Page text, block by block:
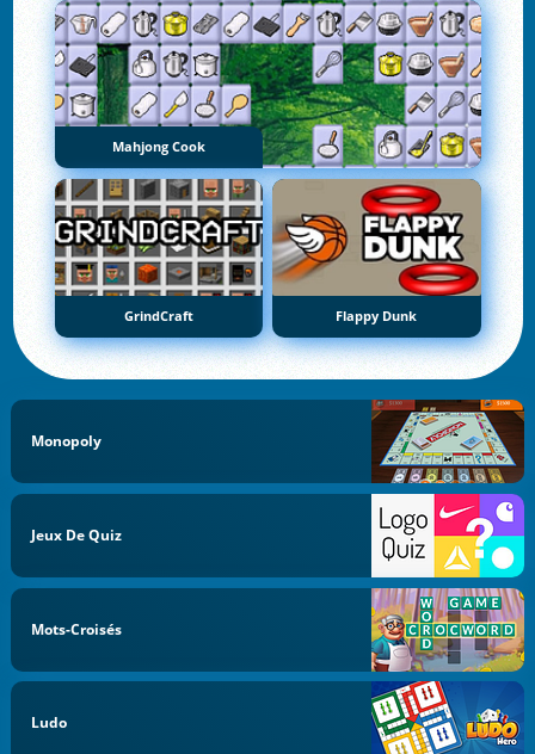
Mahjong Cook
GrindCraft Flappy Dunk
Monopoly
Jeux De Quiz
Mots-Croisés
Ludo